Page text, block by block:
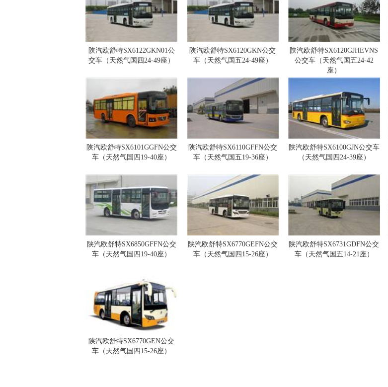
陕汽欧舒特SX6122GKN01公
交车（天然气国四24-49座）
陕汽欧舒特SX6120GKN公交
车（天然气国五24-49座）
陕汽欧舒特SX6120GJHEVNS
公交车（天然气国五24-42
座）
陕汽欧舒特SX6101GGFN公交
车（天然气国四19-40座）
陕汽欧舒特SX6110GFFN公交
车（天然气国五19-36座）
陕汽欧舒特SX6100GJN公交车
（天然气国四24-39座）
陕汽欧舒特SX6850GFFN公交
车（天然气国四19-40座）
陕汽欧舒特SX6770GEFN公交
车（天然气国四15-26座）
陕汽欧舒特SX6731GDFN公交
车（天然气国五14-21座）
陕汽欧舒特SX6770GEN公交
车（天然气国四15-26座）